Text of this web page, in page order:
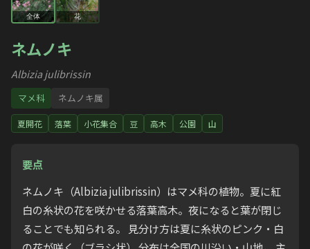
全体 花
ネムノキ
Albizia julibrissin
マメ科 ネムノキ属
夏開花 落葉 小花集合 豆 高木 公園 山
要点
ネムノキ（Albizia julibrissin）はマメ科の植物。夏に紅
白の糸状の花を咲かせる落葉高木。夜になると葉が閉じ
ることでも知られる。 見分け方は夏に糸状のピンク・白